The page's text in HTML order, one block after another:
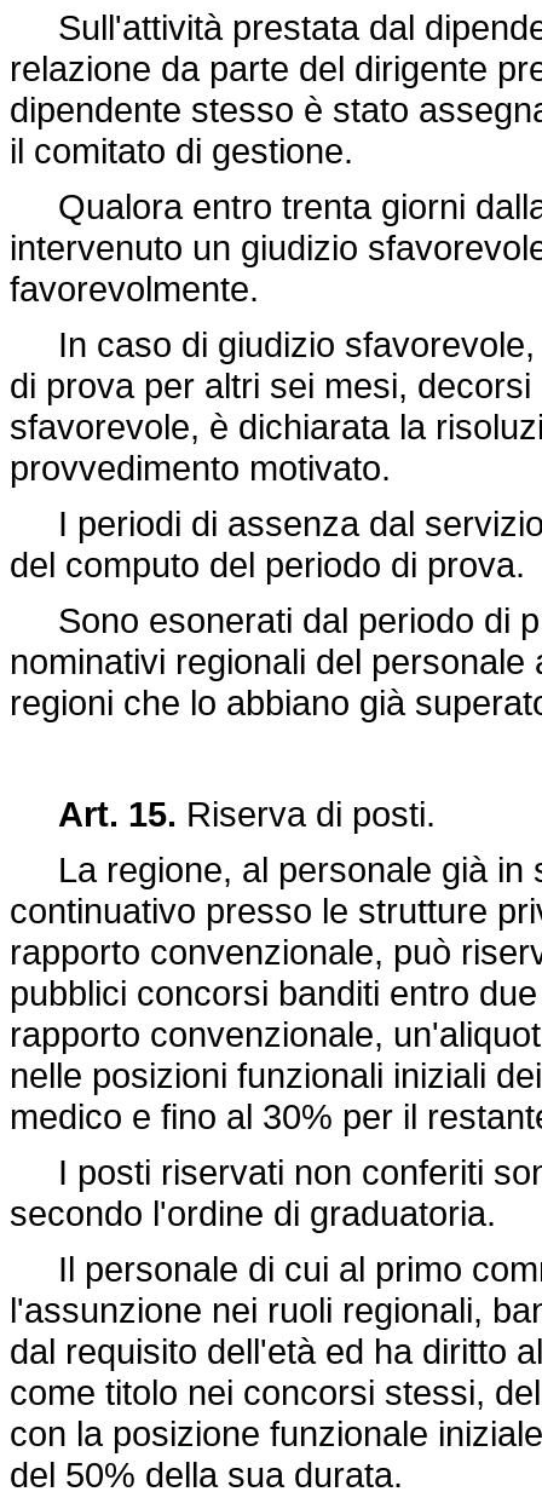
Sull'attività prestata dal
relazione da parte del dirigente
dipendente stesso è stato
il comitato di gestione.
Qualora entro trenta giorni
intervenuto un giudizio
favorevolmente.
In caso di giudizio sfavorevole,
di prova per altri sei mesi,
sfavorevole, è dichiarata la
provvedimento motivato.
I periodi di assenza dal
del computo del periodo di prova.
Sono esonerati dal periodo di
nominativi regionali del
regioni che lo abbiano già
Art. 15. Riserva di posti.
La regione, al personale già in
continuativo presso le strutture
rapporto convenzionale, può
pubblici concorsi banditi entro
rapporto convenzionale,
nelle posizioni funzionali iniziali
medico e fino al 30% per il
I posti riservati non conferiti
secondo l'ordine di graduatoria.
Il personale di cui al primo
l'assunzione nei ruoli regionali,
dal requisito dell'età ed ha diritto
come titolo nei concorsi stessi,
con la posizione funzionale
del 50% della sua durata.